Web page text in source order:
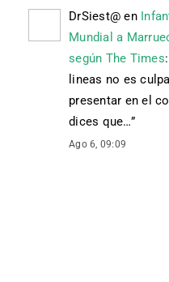
DrSiest@ en
Mundial a
según The Times
lineas no es
presentar en el
dices que…”
Ago 6, 09:09